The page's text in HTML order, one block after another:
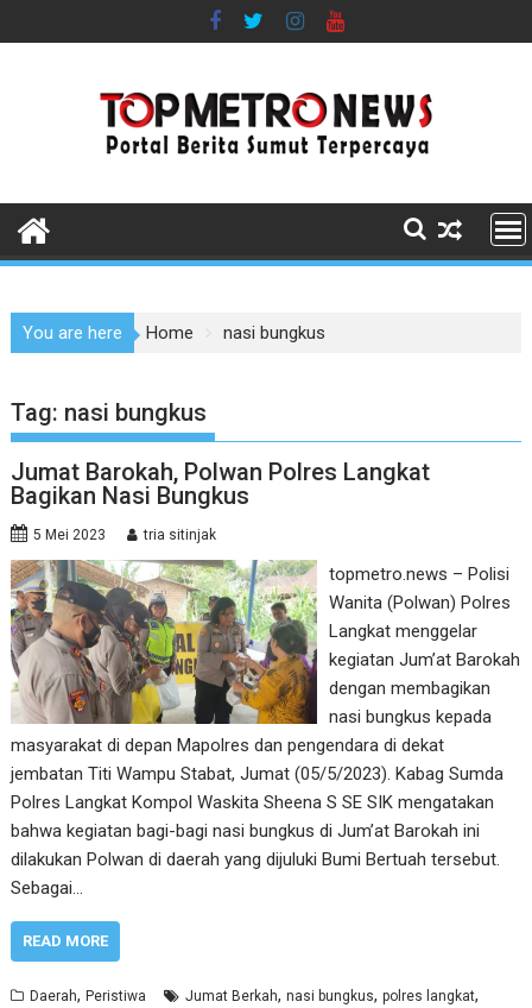
to
You are here Home nasi bungkus
Tag: nasi bungkus
Jumat Barokah, Polwan Polres Langkat
Bagikan Nasi Bungkus
5 Mei 2023 tria sitinjak
topmetro.news – Polisi
Wanita (Polwan) Polres
Langkat menggelar
kegiatan Jum’at Barokah
dengan membagikan
nasi bungkus kepada
masyarakat di depan Mapolres dan pengendara di dekat
jembatan Titi Wampu Stabat, Jumat (05/5/2023). Kabag Sumda
Polres Langkat Kompol Waskita Sheena S SE SIK mengatakan
bahwa kegiatan bagi-bagi nasi bungkus di Jum’at Barokah ini
dilakukan Polwan di daerah yang dijuluki Bumi Bertuah tersebut.
Sebagai…
READ MORE
Daerah,Peristiwa Jumat Berkah,nasi bungkus,polres langkat,